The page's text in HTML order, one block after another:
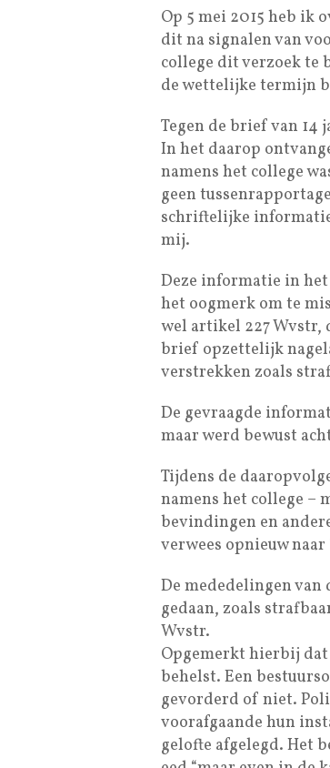
Op 5 mei 2015 heb ik
dit na signalen van
college dit verzoek te
de wettelijke termijn
Tegen de brief van 14
In het daarop
namens het college
geen
schriftelijke
mij.
Deze informatie in
het oogmerk om te
wel artikel 227 Wvstr,
brief opzettelijk
verstrekken zoals
De gevraagde
maar werd bewust
Tijdens de
namens het college –
bevindingen en
verwees opnieuw naar
De mededelingen
gedaan, zoals
Wvstr.
Opgemerkt hierbij
behelst. Een
gevorderd of niet.
voorafgaande hun
gelofte afgelegd. Het